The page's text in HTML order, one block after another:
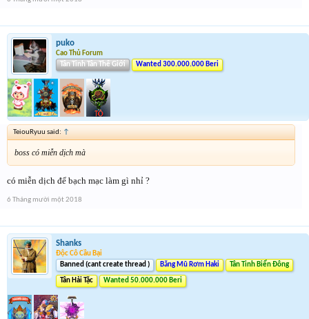
puko
Cao Thủ Forum
Tân Tinh Tân Thế Giới
Wanted 300.000.000 Beri
TeiouRyuu said: ↑
boss có miễn dịch mà
có miễn dịch để bạch mạc làm gì nhỉ ?
6 Tháng mười một 2018
Shanks
Độc Cô Cầu Bại
Banned (cant create thread )
Băng Mũ Rơm Haki Tân Tinh Biển Đông
Tân Hải Tặc Wanted 50.000.000 Beri